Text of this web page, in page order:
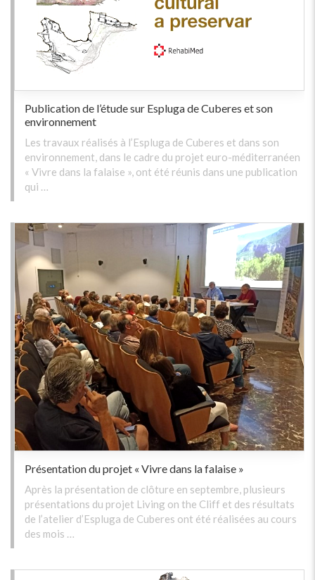
Publication de l’étude sur Espluga de Cuberes et son
environnement
Les travaux réalisés à l’Espluga de Cuberes et dans son
environnement, dans le cadre du projet euro-méditerranéen
« Vivre dans la falaise », ont été réunis dans une publication
qui …
Présentation du projet « Vivre dans la falaise »
Après la présentation de clôture en septembre, plusieurs
présentations du projet Living on the Cliff et des résultats
de l’atelier d’Espluga de Cuberes ont été réalisées au cours
des mois …